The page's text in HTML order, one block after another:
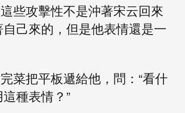
些攻擊性不是沖著宋云回來
己來的，但是他表情還是一
菜把平板遞給他，問：“看什
種表情？”